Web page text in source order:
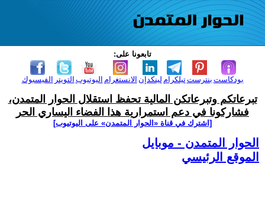
تابعونا على:
الفيسبوك التويتر اليوتيوب الانستغرام لينكدإن تيلكرامبنترست بودكاست
تبرعاتكم وتبرعاتكن المالية تحفظ استقلال الحوار المتمدن،
فشاركونا في دعم استمرارية هذا الفضاء اليساري الحر
[اشترك في قناة ‫«الحوار المتمدن» على اليوتيوب]
الحوار المتمدن - موبايل
الموقع الرئيسي